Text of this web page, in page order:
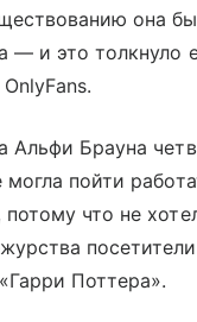
она
— и это толкнуло
Альфи Брауна
могла пойти
что не
Поттера».